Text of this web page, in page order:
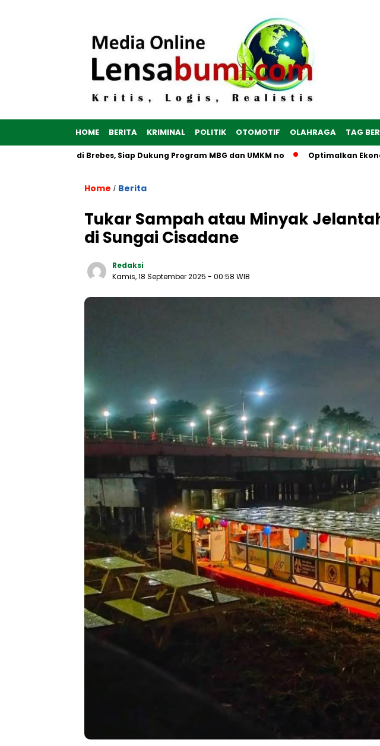
HOME BERITA KRIMINAL POLITIK OTOMOTIF OLAHRAGA TAG
di Brebes, Siap Dukung Program MBG dan UMKM no Optimalkan Ekonomi
Home / Berita
Tukar Sampah atau Minyak
di Sungai Cisadane
Redaksi
Kamis, 18 September 2025 - 00:58 WIB